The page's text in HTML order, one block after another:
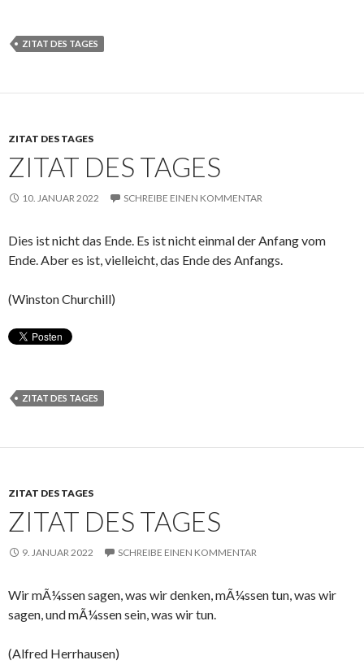
ZITAT DES TAGES
ZITAT DES TAGES
ZITAT DES TAGES
10. JANUAR 2022 SCHREIBE EINEN KOMMENTAR
Dies ist nicht das Ende. Es ist nicht einmal der Anfang vom
Ende. Aber es ist, vielleicht, das Ende des Anfangs.
(Winston Churchill)
ZITAT DES TAGES
ZITAT DES TAGES
ZITAT DES TAGES
9. JANUAR 2022 SCHREIBE EINEN KOMMENTAR
Wir mÃ¼ssen sagen, was wir denken, mÃ¼ssen tun, was wir
sagen, und mÃ¼ssen sein, was wir tun.
(Alfred Herrhausen)